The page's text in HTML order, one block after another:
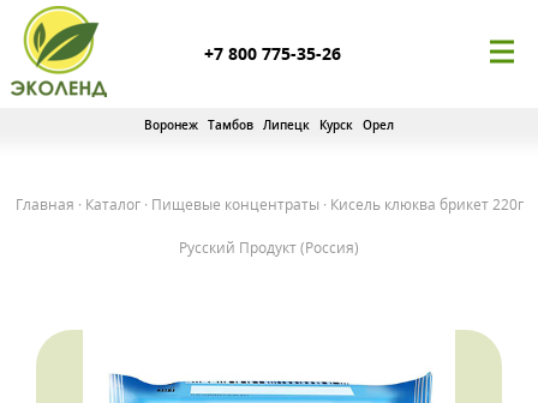
+7 800 775-35-26
Воронеж Тамбов Липецк Курск Орел
Главная · Каталог· Пищевые концентраты · Кисель клюква брикет 220г
Русский Продукт (Россия)